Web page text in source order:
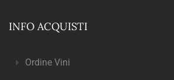
INFO ACQUISTI
Ordine Vini